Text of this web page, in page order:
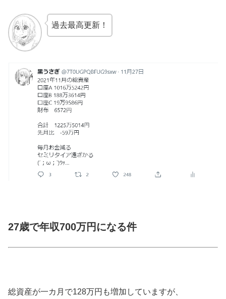
過去最高更新！
27歳で年収700万円になる件
総資産が一カ月で128万円も増加していますが、